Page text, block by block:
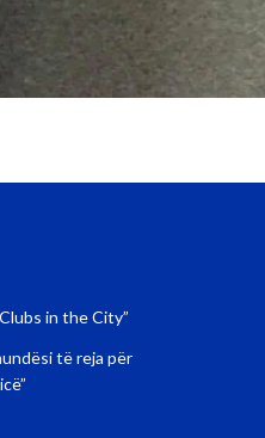
in the City”
të reja për